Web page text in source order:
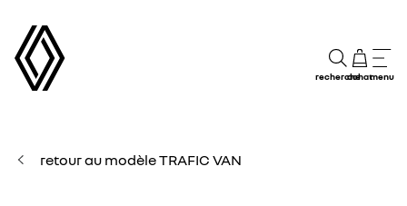
rechercheachatmenu
retour au modèle TRAFIC VAN